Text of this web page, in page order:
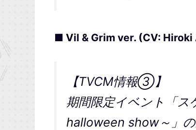
■ Vil & Grim ver. (CV:
【TVCM情報③】
期間限定イベント「
halloween show～」